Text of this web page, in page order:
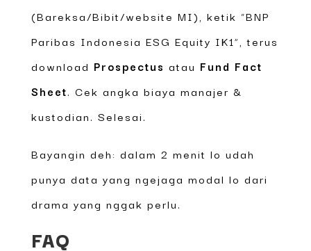
(Bareksa/Bibit/website MI), ketik “BNP
Paribas Indonesia ESG Equity IK1”, terus
download Prospectus atau Fund Fact
Sheet. Cek angka biaya manajer &
kustodian. Selesai.
Bayangin deh: dalam 2 menit lo udah
punya data yang ngejaga modal lo dari
drama yang nggak perlu.
FAQ